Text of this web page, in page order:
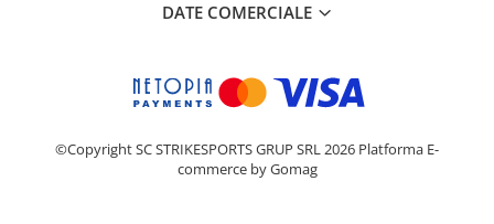
DATE COMERCIALE
©Copyright SC STRIKESPORTS GRUP SRL 2026 Platforma E-
commerce by Gomag